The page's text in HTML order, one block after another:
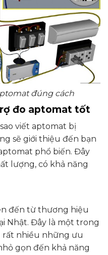
đúng cách
đo aptomat tốt
viết aptomat bị
sẽ giới thiệu đến bạn
phổ biến. Đây
lượng, có khả năng
đến từ thương hiệu
Nhật. Đây là một trong
rất nhiều những ưu
gọn đến khả năng